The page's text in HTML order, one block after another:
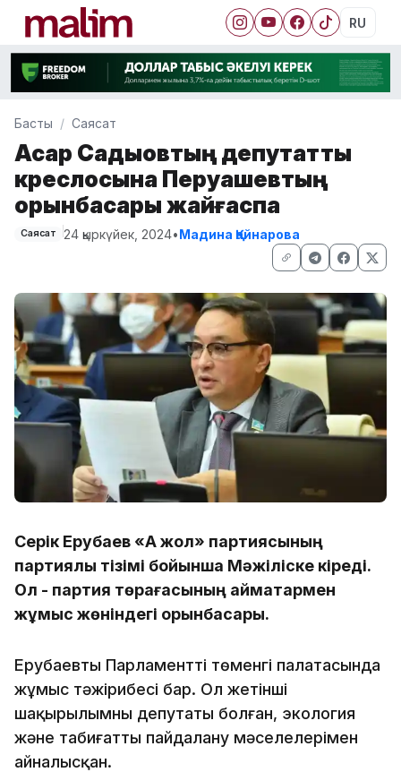
RU
Басты Саясат
Асқар Садықовтың депутаттық
креслосына Перуашевтың
орынбасары жайғаспақ
Саясат 24 қыркүйек, 2024•Мадина Қайнарова
Серік Ерубаев «Ақ жол» партиясының
партиялық тізімі бойынша Мәжіліске кіреді.
Ол - партия төрағасының аймақтармен
жұмыс жөніндегі орынбасары.
Ерубаевтың Парламенттің төменгі палатасында
жұмыс тәжірибесі бар. Ол жетінші
шақырылымның депутаты болған, экология
және табиғатты пайдалану мәселелерімен
айналысқан.